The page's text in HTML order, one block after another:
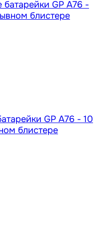
GP A76 - 10
блистере